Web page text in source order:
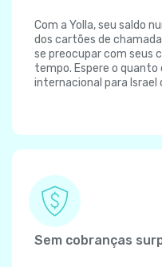
Com a Yolla, seu saldo
dos cartões de
se preocupar com seus
tempo. Espere o
internacional para
Sem cobranças